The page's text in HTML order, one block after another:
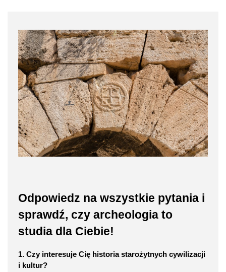
Odpowiedz na wszystkie pytania i
sprawdź, czy archeologia to
studia dla Ciebie!
1. Czy interesuje Cię historia starożytnych cywilizacji
i kultur?